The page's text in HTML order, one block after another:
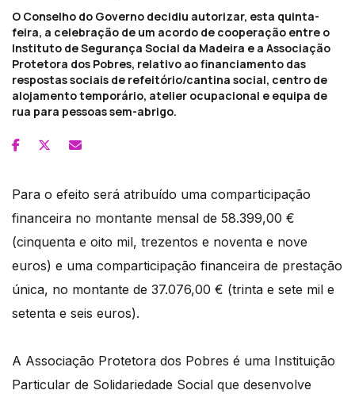
O Conselho do Governo decidiu autorizar, esta quinta-
feira, a celebração de um acordo de cooperação entre o
Instituto de Segurança Social da Madeira e a Associação
Protetora dos Pobres, relativo ao financiamento das
respostas sociais de refeitório/cantina social, centro de
alojamento temporário, atelier ocupacional e equipa de
rua para pessoas sem-abrigo.
Para o efeito será atribuído uma comparticipação
financeira no montante mensal de 58.399,00 €
(cinquenta e oito mil, trezentos e noventa e nove
euros) e uma comparticipação financeira de prestação
única, no montante de 37.076,00 € (trinta e sete mil e
setenta e seis euros).
A Associação Protetora dos Pobres é uma Instituição
Particular de Solidariedade Social que desenvolve